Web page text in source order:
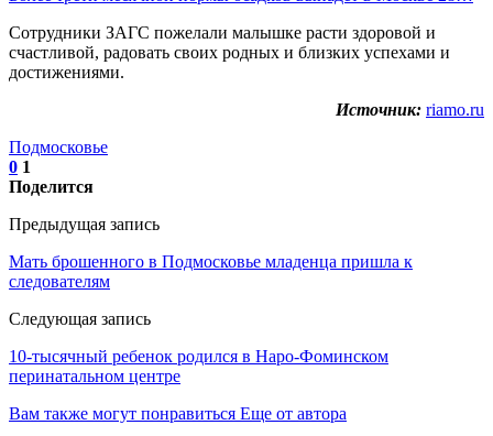
Сотрудники ЗАГС пожелали малышке расти здоровой и
счастливой, радовать своих родных и близких успехами и
достижениями.
Источник: riamo.ru
Подмосковье
0 1
Поделится
Предыдущая запись
Мать брошенного в Подмосковье младенца пришла к
следователям
Следующая запись
10‑тысячный ребенок родился в Наро‑Фоминском
перинатальном центре
Вам также могут понравиться Еще от автора